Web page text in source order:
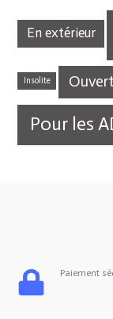
En extérieur
Insolite
Pour les
Paiement